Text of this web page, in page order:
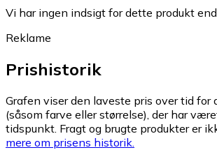
Vi har ingen indsigt for dette produkt
Reklame
Prishistorik
Grafen viser den laveste pris over tid for
(såsom farve eller størrelse), der har
tidspunkt. Fragt og brugte produkter er
mere om prisens historik.